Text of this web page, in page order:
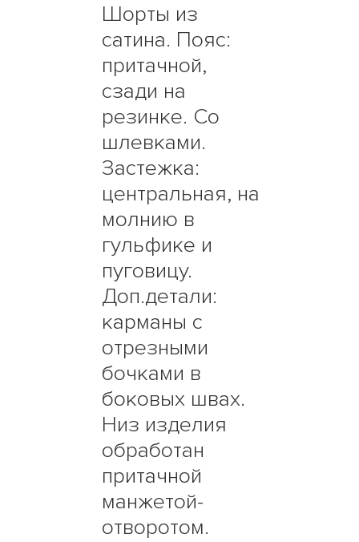
Шорты из
сатина. Пояс:
притачной,
сзади на
резинке. Со
шлевками.
Застежка:
центральная, на
молнию в
гульфике и
пуговицу.
Доп.детали:
карманы с
отрезными
бочками в
боковых швах.
Низ изделия
обработан
притачной
манжетой-
отворотом.